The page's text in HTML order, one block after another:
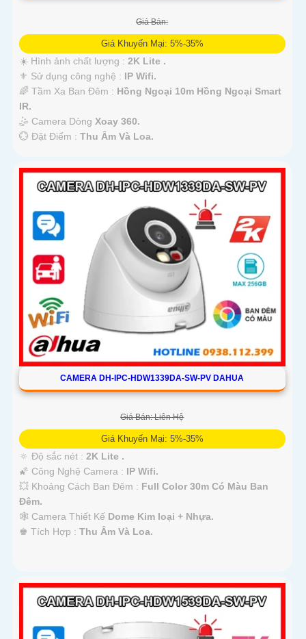
Giá Bán:
Giá Khuyến Mại: 5%-35%
☀️ Hình ảnh chất lượng : 2K Lite .
⚜️ Sử dụng công nghệ : IP Wifi.
🌈 Tầm Xa Ban Đêm : Hồng Ngoại 10m Hồng Ngoại Smart
IR.
🤹 Camera Dòng Xoay 360.
️💮 Đặt Điểm : Thu Âm Và Loa.
CAMERA DH-IPC-HDW1339DA-SW-PV DAHUA
Giá Bán: Liên Hệ
Giá Khuyến Mại: 5%-35%
🔅 Độ sắc nét : 2K Lite .
🌠 Công Nghệ Camera : IP Wifi.
💥 Khoảng Cách Ban Đêm : Full Color 30m Có Màu Ban
Ðêm.
🕸️ Camera Thiết Kế Dome Kim loại + Nhựa.
️♚ Tích Hợp : Thu Âm Và Loa.